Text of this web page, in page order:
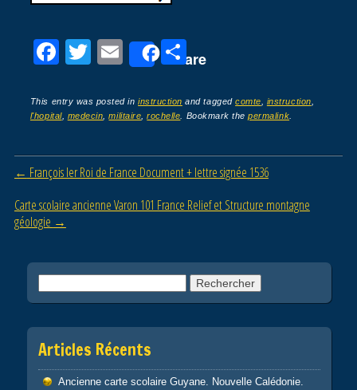
F
c
e
b
o
o
k
T
tt
er
E
ail
Share
P
ta
g
er
This entry was posted ininstruction and taggedcomte instruction
l'hopital, medecin ,militaire ,rochelle . Bookmark thepermalink
Post navigation
← François Ier Roi de France Document + lettre signée 1536
Carte scolaire ancienne Varon 101 France Relief et Structure montagne
géologie →
Articles Récents
Ancienne carte scolaire Guyane. Nouvelle Calédonie.